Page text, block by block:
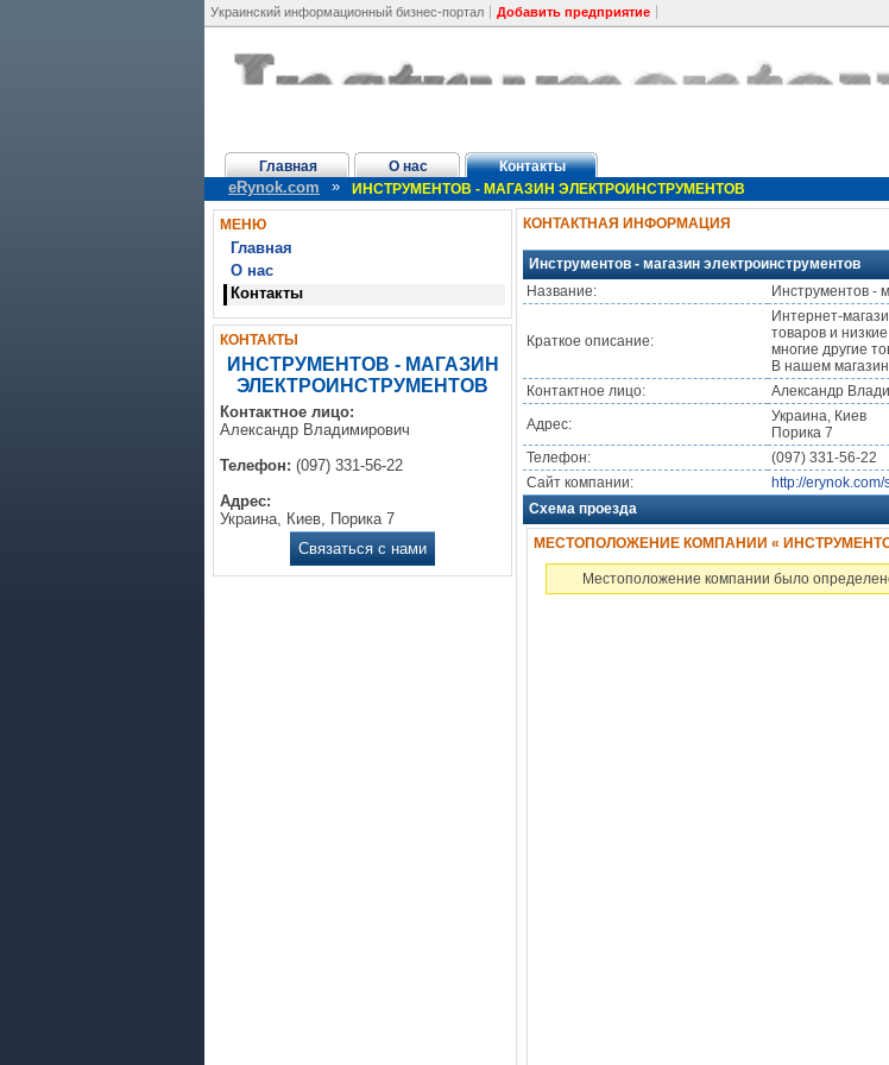
Украинский информационный бизнес-портал Добавить предприятие
Главная О нас Контакты
eRynok.com » ИНСТРУМЕНТОВ - МАГАЗИН ЭЛЕКТРОИНСТРУМЕНТОВ
МЕНЮ
Главная
О нас
Контакты
КОНТАКТЫ
ИНСТРУМЕНТОВ - МАГАЗИН
ЭЛЕКТРОИНСТРУМЕНТОВ
Контактное лицо:
Александр Владимирович
Телефон: (097) 331-56-22
Адрес:
Украина, Киев, Порика 7
Связаться с нами
КОНТАКТНАЯ ИНФОРМАЦИЯ
Инструментов - магазин электроинструментов
Название:
Инструментов -
Краткое описание:
Интернет-
товаров и
многие другие
В нашем
Контактное лицо:
Александр
Адрес:
Украина, Киев
Порика 7
Телефон:
(097) 331-56-22
Сайт компании:
http://
Схема проезда
МЕСТОПОЛОЖЕНИЕ КОМПАНИИ «
Местоположение компании было